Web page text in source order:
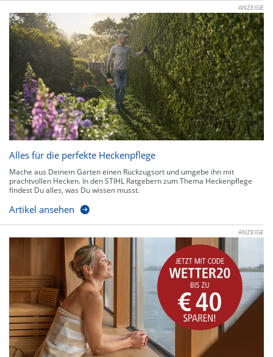
ANZEIGE
Alles für die perfekte Heckenpflege
Mache aus Deinem Garten einen Rückzugsort und umgebe ihn mit
prachtvollen Hecken. In den STIHL Ratgebern zum Thema Heckenpflege
findest Du alles, was Du wissen musst.
Artikel ansehen
ANZEIGE